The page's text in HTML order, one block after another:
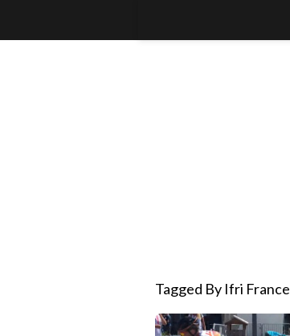
Tagged By Ifri France